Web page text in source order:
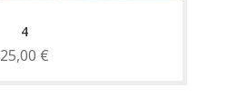
4
25,00 €